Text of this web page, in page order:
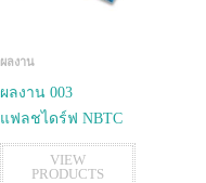
ผลงาน
ผลงาน 003
แฟลชไดร์ฟ NBTC
VIEW
PRODUCTS